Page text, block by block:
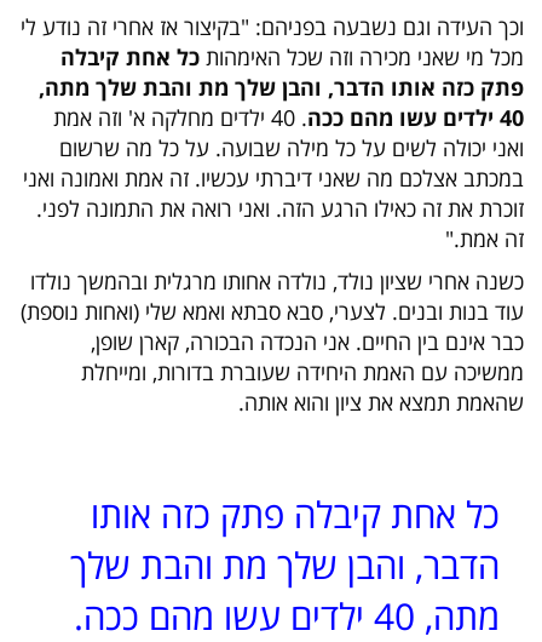
וכך העידה וגם נשבעה בפניהם: "בקיצור אז אחרי זה נודע לי
מכל מי שאני מכירה וזה שכל האימהות כל אחת קיבלה
פתק כזה אותו הדבר, והבן שלך מת והבת שלך מתה,
40 ילדים עשו מהם ככה
. 40 ילדים מחלקה א' וזה אמת
ואני יכולה לשים על כל מילה שבועה. על כל מה שרשום
במכתב אצלכם מה שאני דיברתי עכשיו. זה אמת ואמונה ואני
זוכרת את זה כאילו הרגע הזה. ואני רואה את התמונה לפני.
זה אמת."
כשנה אחרי שציון נולד, נולדה אחותו מרגלית ובהמשך נולדו
עוד בנות ובנים. לצערי, סבא סבתא ואמא שלי (ואחות נוספת)
כבר אינם בין החיים. אני הנכדה הבכורה, קארן שופן,
ממשיכה עם האמת היחידה שעוברת בדורות, ומייחלת
שהאמת תמצא את ציון והוא אותה.
כל אחת קיבלה פתק כזה אותו
הדבר, והבן שלך מת והבת שלך
מתה, 40 ילדים עשו מהם ככה.